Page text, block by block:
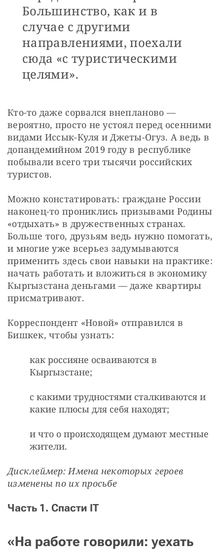
Большинство, как и в
случае с другими
направлениями, поехали
сюда «с туристическими
целями».
Кто-то даже сорвался внепланово —
вероятно, просто не устоял перед осенними
видами Иссык-Куля и Джеты-Огуз. А ведь в
допандемийном 2019 году в республике
побывали всего три тысячи российских
туристов.
Можно констатировать: граждане России
наконец-то прониклись призывами Родины
«отдыхать» в дружественных странах.
Больше того, друзьям ведь нужно помогать,
и многие уже всерьез задумываются
применить здесь свои навыки на практике:
начать работать и вложиться в экономику
Кыргызстана деньгами — даже квартиры
присматривают.
Корреспондент «Новой» отправился в
Бишкек, чтобы узнать:
как россияне осваиваются в
Кыргызстане;
с какими трудностями сталкиваются и
какие плюсы для себя находят;
и что о происходящем думают местные
жители.
Дисклеймер: Имена некоторых героев
изменены по их просьбе
Часть 1. Спасти IT
«На работе говорили: уехать